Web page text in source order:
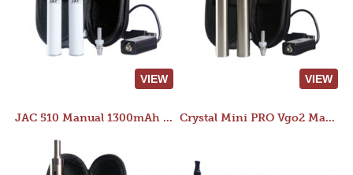
VIEW VIEW
JAC 510 Manual 1300mAh Starter Kit Crystal Mini PRO Vgo2 Manual 400mAh Kit